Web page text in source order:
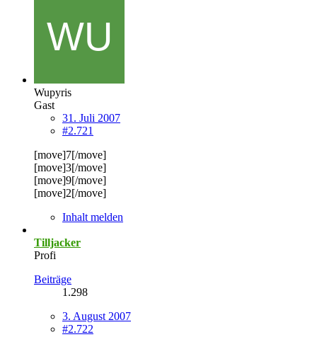
Wupyris
Gast
31. Juli 2007
#2.721
[move]7[/move]
[move]3[/move]
[move]9[/move]
[move]2[/move]
Inhalt melden
Tilljacker
Profi
Beiträge
1.298
3. August 2007
#2.722